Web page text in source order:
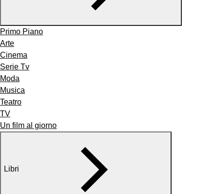
Primo Piano
Arte
Cinema
Serie Tv
Moda
Musica
Teatro
TV
Un film al giorno
Libri